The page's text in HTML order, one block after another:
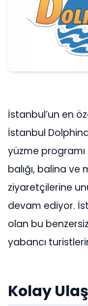
İstanbul’un en
İstanbul
yüzme
balığı, balina ve
ziyaretçilerine
devam ediyor.
olan bu
yabancı
Kolay